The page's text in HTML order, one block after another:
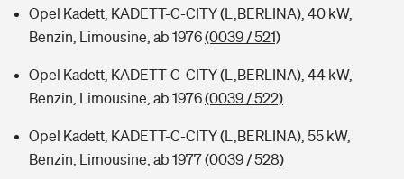
Opel Kadett, KADETT-C-CITY (L,BERLINA), 40 kW,
Benzin, Limousine, ab 1976(0039 / 521)
Opel Kadett, KADETT-C-CITY (L,BERLINA), 44 kW,
Benzin, Limousine, ab 1976(0039 / 522)
Opel Kadett, KADETT-C-CITY (L,BERLINA), 55 kW,
Benzin, Limousine, ab 1977(0039 / 528)